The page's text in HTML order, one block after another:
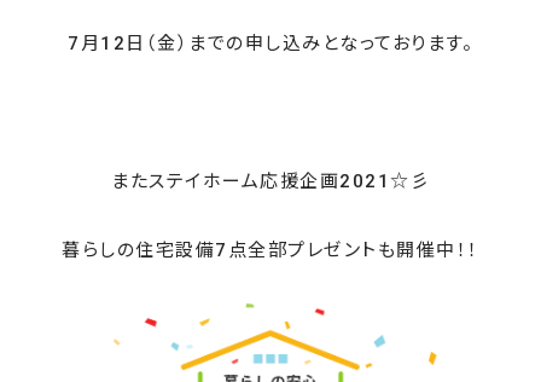
7月12日（金）までの申し込みとなっております。
またステイホーム応援企画2021☆彡
暮らしの住宅設備7点全部プレゼントも開催中！！